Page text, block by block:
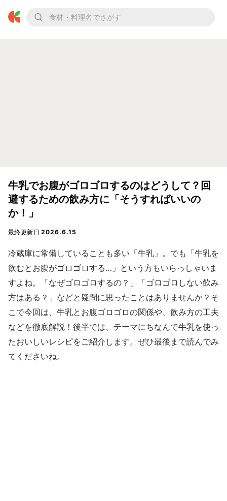
牛乳でお腹がゴロゴロするのはどうして？回
避するための飲み方に「そうすればいいの
か！」
最終更新日2026.6.15
冷蔵庫に常備していることも多い「牛乳」。でも「牛乳を
飲むとお腹がゴロゴロする…」という方もいらっしゃいま
すよね。「なぜゴロゴロするの？」「ゴロゴロしない飲み
方はある？」などと疑問に思ったことはありませんか？そ
こで今回は、牛乳とお腹ゴロゴロの関係や、飲み方の工夫
などを徹底解説！後半では、テーマにちなんで牛乳を使っ
たおいしいレシピをご紹介します。ぜひ最後まで読んでみ
てくださいね。